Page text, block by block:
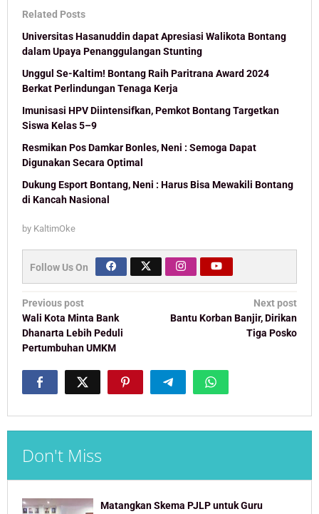
Related Posts
Universitas Hasanuddin dapat Apresiasi Walikota Bontang
dalam Upaya Penanggulangan Stunting
Unggul Se-Kaltim! Bontang Raih Paritrana Award 2024
Berkat Perlindungan Tenaga Kerja
Imunisasi HPV Diintensifkan, Pemkot Bontang Targetkan
Siswa Kelas 5–9
Resmikan Pos Damkar Bonles, Neni : Semoga Dapat
Digunakan Secara Optimal
Dukung Esport Bontang, Neni : Harus Bisa Mewakili Bontang
di Kancah Nasional
by KaltimOke
Follow Us On
Post
navigation
Previous post
Wali Kota Minta Bank
Dhanarta Lebih Peduli
Pertumbuhan UMKM
Next post
Bantu Korban Banjir, Dirikan
Tiga Posko
Don't Miss
Matangkan Skema PJLP untuk Guru